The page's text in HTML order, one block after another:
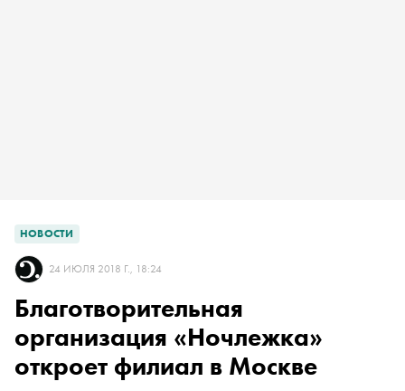
НОВОСТИ
24 ИЮЛЯ 2018 Г., 18:24
Благотворительная
организация «Ночлежка»
откроет филиал в Москве